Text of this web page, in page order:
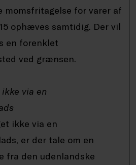
momsfritagelse for varer af
ophæves samtidig. Der vil
en forenklet
ved grænsen.
via en
ikke via en
er der tale om en
fra den udenlandske